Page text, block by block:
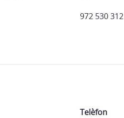
972 530 312
Telèfon